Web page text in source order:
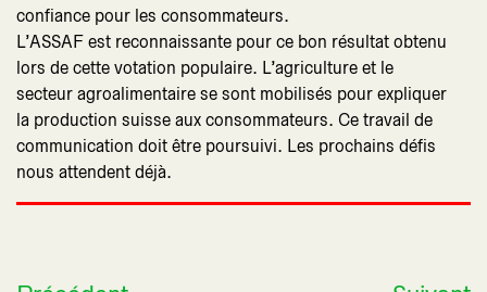
confiance pour les consommateurs.
L’ASSAF est reconnaissante pour ce bon résultat obtenu
lors de cette votation populaire. L’agriculture et le
secteur agroalimentaire se sont mobilisés pour expliquer
la production suisse aux consommateurs. Ce travail de
communication doit être poursuivi. Les prochains défis
nous attendent déjà.